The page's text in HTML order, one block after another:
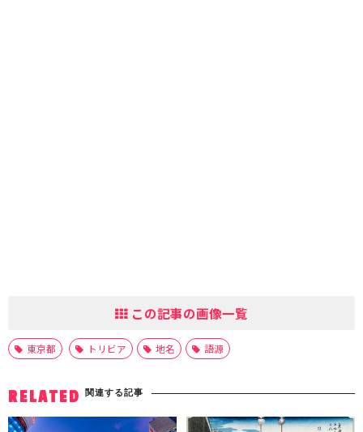
この記事の画像一覧
東京都 トリビア 地名 語源
RELATED 関連する記事